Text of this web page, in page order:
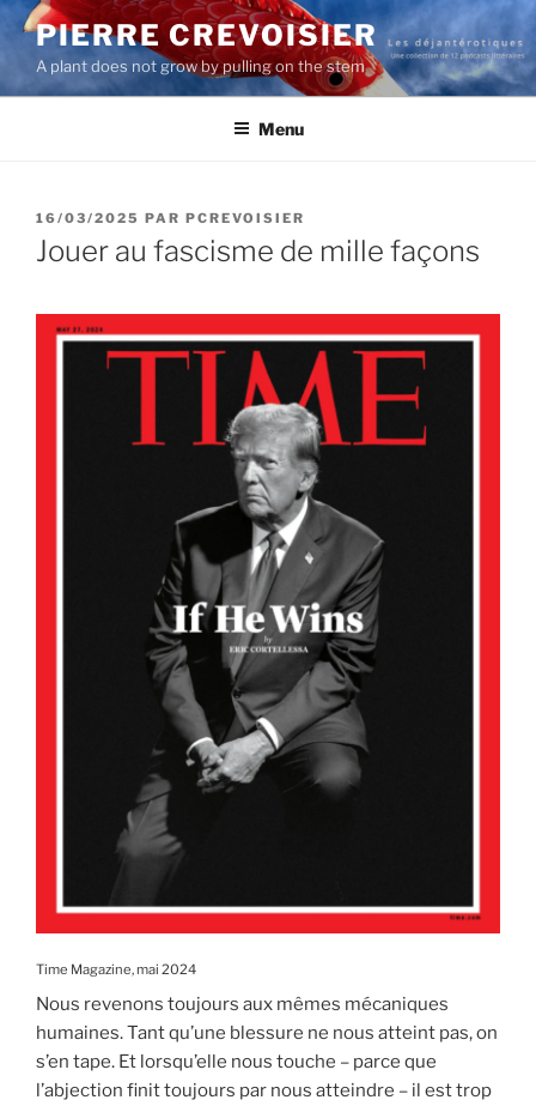
Aller
contenu
principal
PIERRE CREVOISIER
A plant does not grow by pulling on the stem
Menu
PUBLIÉ
LE
16/03/2025 PAR PCREVOISIER
Jouer au fascisme de mille façons
Time Magazine, mai 2024
Nous revenons toujours aux mêmes mécaniques
humaines. Tant qu’une blessure ne nous atteint pas, on
s’en tape. Et lorsqu’elle nous touche – parce que
l’abjection finit toujours par nous atteindre – il est trop